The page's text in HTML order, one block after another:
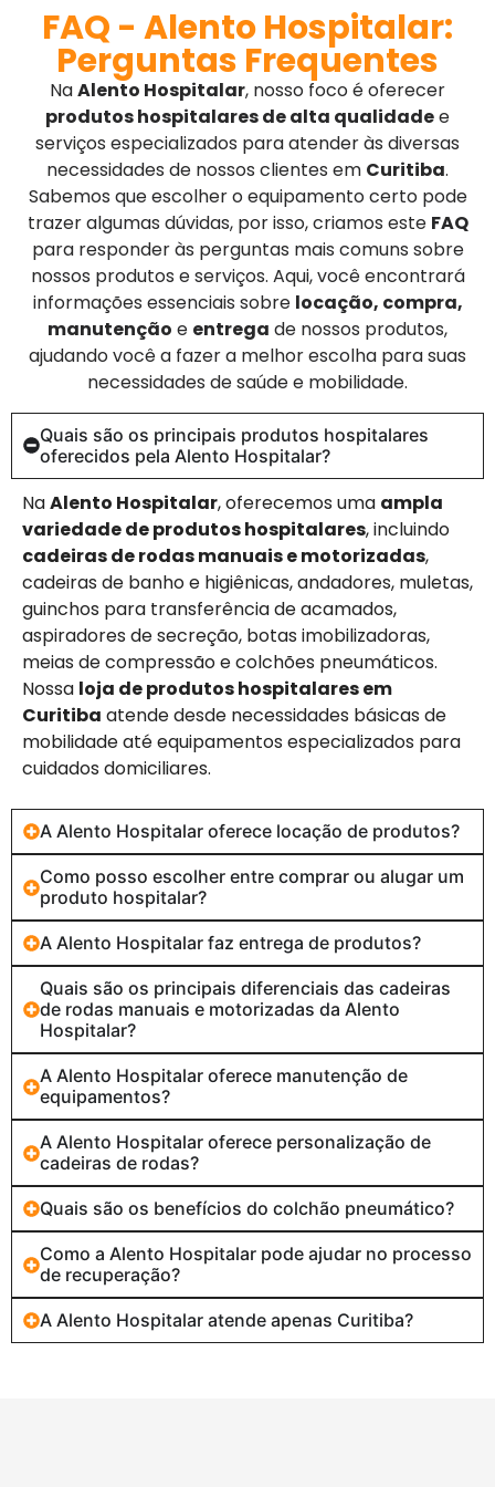
FAQ - Alento Hospitalar:
Perguntas Frequentes
NaAlento Hospitalar, nosso foco é oferecer
produtos hospitalares de alta qualidadee
serviços especializados para atender às diversas
necessidades de nossos clientes em Curitiba.
Sabemos que escolher o equipamento certo pode
trazer algumas dúvidas, por isso, criamos este FAQ
para responder às perguntas mais comuns sobre
nossos produtos e serviços. Aqui, você encontrará
informações essenciais sobre locação, compra,
manutenção e entrega de nossos produtos,
ajudando você a fazer a melhor escolha para suas
necessidades de saúde e mobilidade.
Quais são os principais produtos hospitalares
oferecidos pela Alento Hospitalar?
NaAlento Hospitalar, oferecemos uma ampla
variedade de produtos hospitalares, incluindo
cadeiras de rodas manuais e motorizadas,
cadeiras de banho e higiênicas, andadores, muletas,
guinchos para transferência de acamados,
aspiradores de secreção, botas imobilizadoras,
meias de compressão e colchões pneumáticos.
Nossa loja de produtos hospitalares em
Curitiba atende desde necessidades básicas de
mobilidade até equipamentos especializados para
cuidados domiciliares.
A Alento Hospitalar oferece locação de produtos?
Como posso escolher entre comprar ou alugar um
produto hospitalar?
A Alento Hospitalar faz entrega de produtos?
Quais são os principais diferenciais das cadeiras
de rodas manuais e motorizadas da Alento
Hospitalar?
A Alento Hospitalar oferece manutenção de
equipamentos?
A Alento Hospitalar oferece personalização de
cadeiras de rodas?
Quais são os benefícios do colchão pneumático?
Como a Alento Hospitalar pode ajudar no processo
de recuperação?
A Alento Hospitalar atende apenas Curitiba?